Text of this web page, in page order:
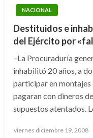
NACIONAL
Destituidos e
del Ejército por
–La Procuraduría
inhabilitó 20 años, a
participar en montajes
pagaran con dineros
supuestos atentados.
Publicado
viernes diciembre 19, 2008